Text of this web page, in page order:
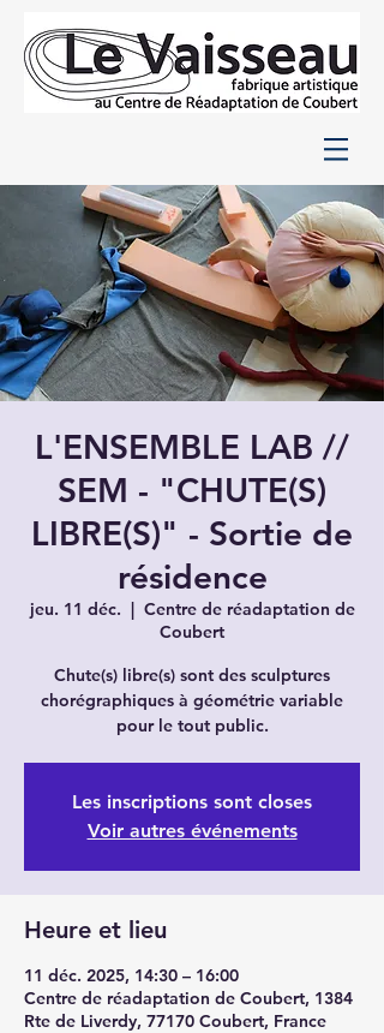
L'ENSEMBLE LAB //
SEM - "CHUTE(S)
LIBRE(S)" - Sortie de
résidence
jeu. 11 déc.
  |
Centre de réadaptation de
Coubert
Chute(s) libre(s) sont des sculptures
chorégraphiques à géométrie variable
pour le tout public.
Les inscriptions sont closes
Voir autres événements
Heure et lieu
11 déc. 2025, 14:30 – 16:00
Centre de réadaptation de Coubert, 1384
Rte de Liverdy, 77170 Coubert, France